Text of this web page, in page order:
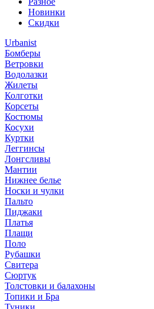
Новинки
Скидки
Urbanist
Бомберы
Ветровки
Водолазки
Жилеты
Колготки
Корсеты
Костюмы
Косухи
Куртки
Леггинсы
Лонгсливы
Мантии
Нижнее белье
Носки и чулки
Пальто
Пиджаки
Платья
Плащи
Поло
Рубашки
Свитера
Сюртук
Толстовки и балахоны
Топики и Бра
Туники